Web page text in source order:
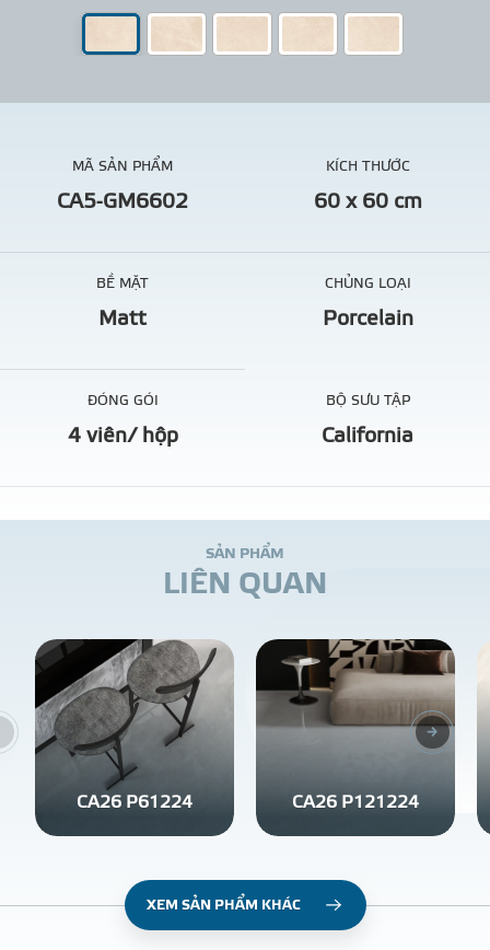
MÃ SẢN PHẨM
CA5-GM6602
KÍCH THƯỚC
60 x 60 cm
BỀ MẶT
Matt
CHỦNG LOẠI
Porcelain
ĐÓNG GÓI
4 viên/ hộp
BỘ SƯU TẬP
California
SẢN PHẨM
LIÊN QUAN
CA26 P61224 CA26 P121224
XEM SẢN PHẨM KHÁC